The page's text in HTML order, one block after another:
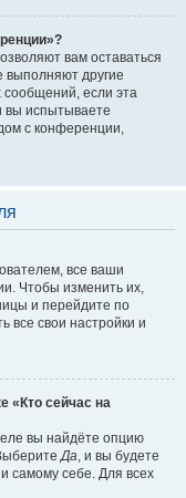
вам оставаться
выполняют другие
сообщений, если эта
вы испытываете
с конференции,
все ваши
Чтобы изменить их,
и перейдите по
все свои настройки и
«Кто сейчас на
вы найдёте опцию
Да, и вы будете
самому себе. Для всех